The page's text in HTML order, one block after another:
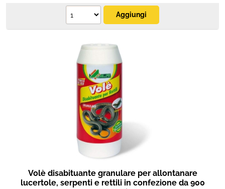
Volè disabituante granulare per allontanare
lucertole, serpenti e rettili in confezione da 900